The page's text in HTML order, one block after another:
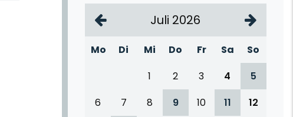
Juli 2026
Mo Di Mi Do Fr Sa
So
1
2 3 4
5
6
7 8 9 10 11
12